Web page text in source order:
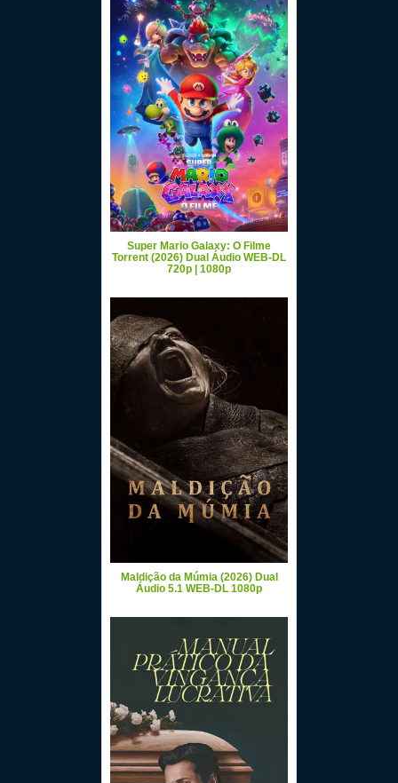
Super Mario Galaxy: O Filme
Torrent (2026) Dual Áudio WEB-DL
720p | 1080p
Maldição da Múmia (2026) Dual
Áudio 5.1 WEB-DL 1080p